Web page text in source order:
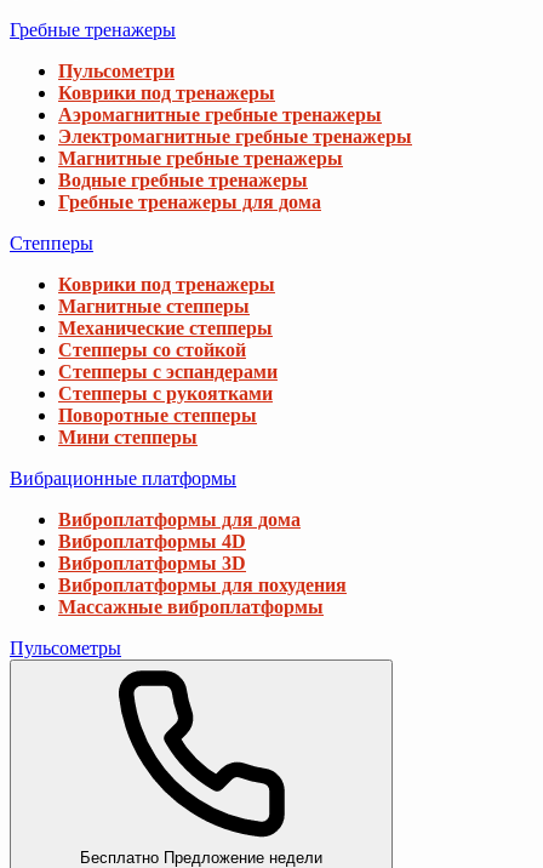
Гребные тренажеры
Пульсометри
Коврики под тренажеры
Аэромагнитные гребные тренажеры
Электромагнитные гребные тренажеры
Магнитные гребные тренажеры
Водные гребные тренажеры
Гребные тренажеры для дома
Степперы
Коврики под тренажеры
Магнитные степперы
Механические степперы
Степперы со стойкой
Степперы с эспандерами
Степперы с рукоятками
Поворотные степперы
Мини степперы
Вибрационные платформы
Виброплатформы для дома
Виброплатформы 4D
Виброплатформы 3D
Виброплатформы для похудения
Массажные виброплатформы
Пульсометры
Бесплатно Предложение недели